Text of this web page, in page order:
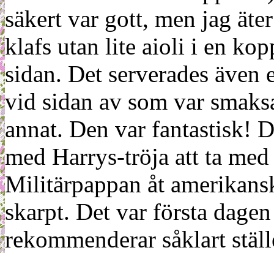
säkert var gott, men jag
klafs utan lite aioli i en
sidan. Det serverades
vid sidan av som var
annat. Den var fantastisk!
med Harrys-tröja att ta
Militärpappan åt
skarpt. Det var första
rekommenderar såklart